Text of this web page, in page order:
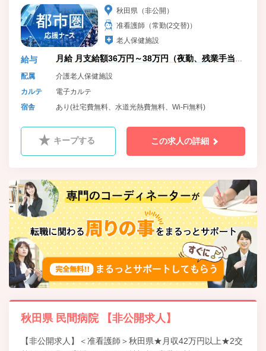
秋田県（非公開）
准看護師（常勤(2交替)）
老人保健施設
給与
月給 月支給額36万円～38万円（夜勤、残業手当
含）
配属
介護老人保健施設
カルテ
電子カルテ
宿舎
あり(社宅費無料、水道光熱費無料、Wi-Fi無料)
キープする この求人の詳細
秋田県 民間病院 【非公開求人】
【非公開求人】＜准看護師＞秋田県★月収42万円以上★2交